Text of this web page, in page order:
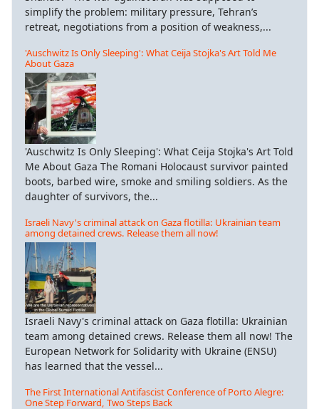
simplify the problem: military pressure, Tehran’s
retreat, negotiations from a position of weakness,...
'Auschwitz Is Only Sleeping': What Ceija Stojka's Art Told Me
About Gaza
'Auschwitz Is Only Sleeping': What Ceija Stojka's Art Told
Me About Gaza The Romani Holocaust survivor painted
boots, barbed wire, smoke and smiling soldiers. As the
daughter of survivors, the...
Israeli Navy's criminal attack on Gaza flotilla: Ukrainian team
among detained crews. Release them all now!
Israeli Navy's criminal attack on Gaza flotilla: Ukrainian
team among detained crews. Release them all now! The
European Network for Solidarity with Ukraine (ENSU)
has learned that the vessel...
The First International Antifascist Conference of Porto Alegre:
One Step Forward, Two Steps Back